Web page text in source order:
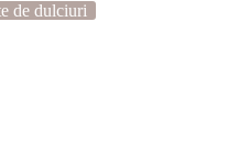
de dulciuri